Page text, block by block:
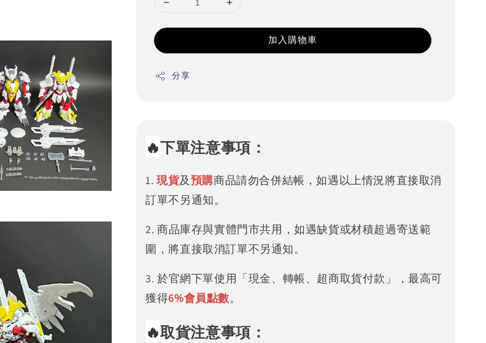
加入購物車
分享
🔥下單注意事項：
1. 現貨及預購商品請勿合併結帳，如遇以上情況將直接取消
訂單不另通知。
2. 商品庫存與實體門市共用，如遇缺貨或材積超過寄送範
圍，將直接取消訂單不另通知。
3. 於官網下單使用「現金、轉帳、超商取貨付款」，最高可
獲得6%會員點數。
🔥取貨注意事項：